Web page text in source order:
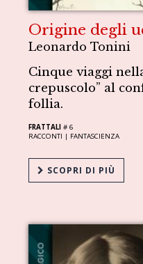
Origine degli
Leonardo Tonini
Cinque viaggi
crepuscolo” al
follia.
FRATTALI # 6
RACCONTI | FANTASCIENZA
SCOPRI DI PIÙ